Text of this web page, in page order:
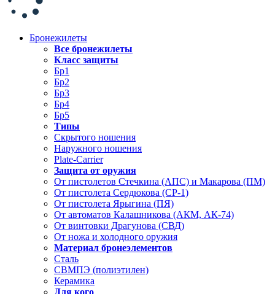
Бронежилеты
Все бронежилеты
Класс защиты
Бр1
Бр2
Бр3
Бр4
Бр5
Типы
Скрытого ношения
Наружного ношения
Plate-Carrier
Защита от оружия
От пистолетов Стечкина (АПС) и Макарова (ПМ)
От пистолета Сердюкова (СР-1)
От пистолета Ярыгина (ПЯ)
От автоматов Калашникова (АКМ, АК-74)
От винтовки Драгунова (СВД)
От ножа и холодного оружия
Материал бронеэлементов
Сталь
СВМПЭ (полиэтилен)
Керамика
Для кого